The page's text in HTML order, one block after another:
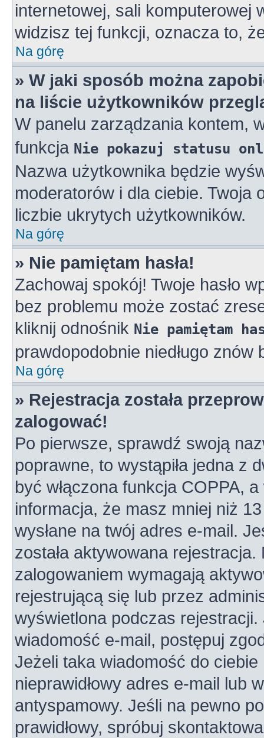
internetowej, sali komputerowej
widzisz tej funkcji, oznacza to,
Na górę
» W jaki sposób można
na liście użytkowników
W panelu zarządzania kontem,
funkcja Nie pokazuj statusu
Nazwa użytkownika będzie
moderatorów i dla ciebie. Twoja
liczbie ukrytych użytkowników.
Na górę
» Nie pamiętam hasła!
Zachowaj spokój! Twoje hasło
bez problemu może zostać
kliknij odnośnik Nie pamiętam
prawdopodobnie niedługo
Na górę
» Rejestracja została
zalogować!
Po pierwsze, sprawdź swoją
poprawne, to wystąpiła jedna z
być włączona funkcja COPPA,
informacja, że masz mniej niż
wysłane na twój adres e-mail.
została aktywowana
zalogowaniem wymagają
rejestrującą się lub przez
wyświetlona podczas rejestracji.
wiadomość e-mail, postępuj
Jeżeli taka wiadomość do ciebie
nieprawidłowy adres e-mail lub
antyspamowy. Jeśli na pewno
prawidłowy, spróbuj